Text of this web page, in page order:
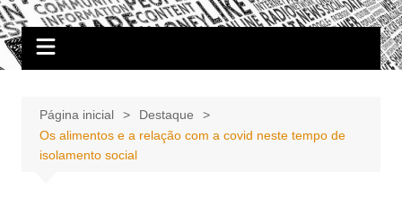
Ir
paraPortal Grande Circular
A zona Leste se encontra aqui!
Página inicial
Destaque
Os alimentos e a relação com a covid neste tempo de
isolamento social